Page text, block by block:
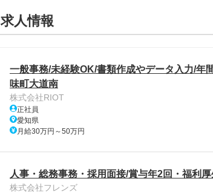
求人情報
一般事務/未経験OK/書類作成やデータ入力/年
味町大道南
株式会社RIOT
正社員
愛知県
月給30万円～50万円
人事・総務事務・採用面接/賞与年2回・福利
株式会社フレンズ